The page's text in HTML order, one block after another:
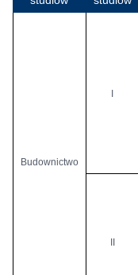
Budownictwo